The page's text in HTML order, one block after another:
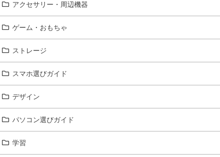
アクセサリー・周辺機器
ゲーム・おもちゃ
ストレージ
スマホ選びガイド
デザイン
パソコン選びガイド
学習